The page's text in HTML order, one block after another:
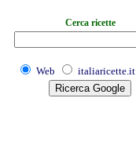
Cerca ricette
Web italiaricette.it